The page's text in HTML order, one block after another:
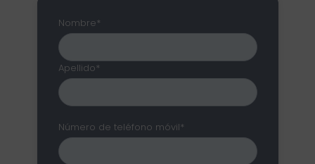
Nombre*
Apellido*
Número de teléfono móvil*